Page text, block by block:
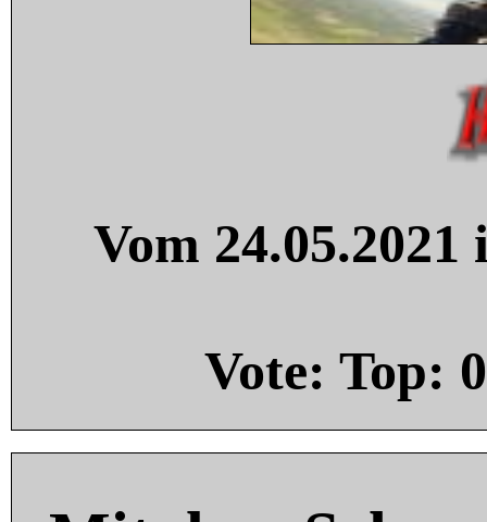
Vom
Vote: Top: 0